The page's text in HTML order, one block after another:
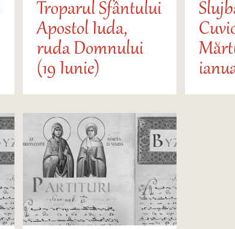
Troparul Sfântului
Apostol Iuda,
ruda Domnului
(19 Iunie)